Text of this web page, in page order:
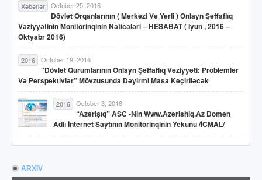
Xəbərlər October 25, 2016
Dövlət Orqanlarının ( Mərkəzi Və Yerli ) Onlayn Şəffaflıq
Vəziyyətinin Monitorinqinin Nəticələri – HESABAT ( Iyun , 2016 –
Oktyabr 2016)
2016 October 19, 2016
“Dövlət Qurumlarının Onlayn Şəffaflıq Vəziyyəti: Problemlər
Və Perspektivlər” Mövzusunda Dəyirmi Masa Keçiriləcək
2016 October 3, 2016
“Azərişıq” ASC -nin Www.azerishiq.az Domen
Adlı İnternet Saytının Monitorinqinin Yekunu /İCMAL/
ARXİV